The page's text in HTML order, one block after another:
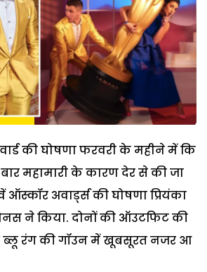
की घोषणा फरवरी के महीने में कि
महामारी के कारण देर से की जा
ऑस्कॉर अवार्ड्स की घोषणा प्रियंका
ने किया. दोनों की ऑउटफिट की
ब्लू रंग की गॉउन में खूबसूरत नजर आ